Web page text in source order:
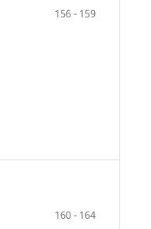
156 - 159
160 - 164